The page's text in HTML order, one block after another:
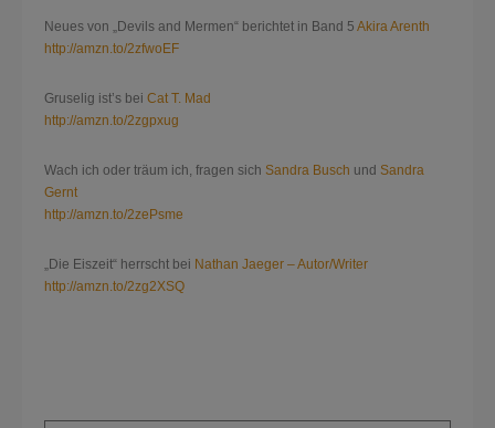
Neues von „Devils and Mermen“ berichtet in Band 5 Akira Arenth
http://amzn.to/2zfwoEF
Gruselig ist’s bei Cat T. Mad
http://amzn.to/2zgpxug
Wach ich oder träum ich, fragen sich Sandra Busch und Sandra
Gernt
http://amzn.to/2zePsme
„Die Eiszeit“ herrscht bei Nathan Jaeger – Autor/Writer
http://amzn.to/2zg2XSQ